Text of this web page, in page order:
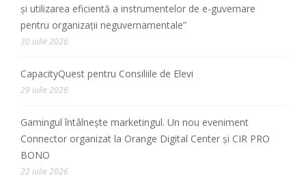
și utilizarea eficientă a instrumentelor de e-guvernare
pentru organizații neguvernamentale”
30 iulie 2026
CapacityQuest pentru Consiliile de Elevi
29 iulie 2026
Gamingul întâlnește marketingul. Un nou eveniment
Connector organizat la Orange Digital Center și CIR PRO
BONO
22 iulie 2026